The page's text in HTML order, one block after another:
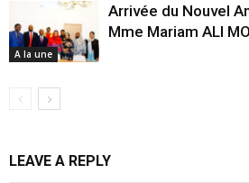
A la une
Arrivée du Nouvel
Mme Mariam ALI
LEAVE A REPLY